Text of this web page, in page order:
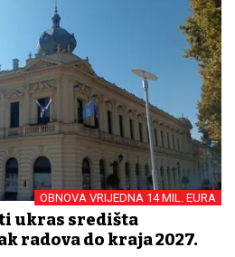
OBNOVA VRIJEDNA 14 MIL. EURA
ukras središta
radova do kraja 2027.